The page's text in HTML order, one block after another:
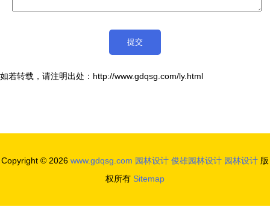
如若转载，请注明出处：http://www.gdqsg.com/ly.html
Copyright © 2026 www.gdqsg.com 园林设计 俊雄园林设计 园林设计 版
权所有 Sitemap